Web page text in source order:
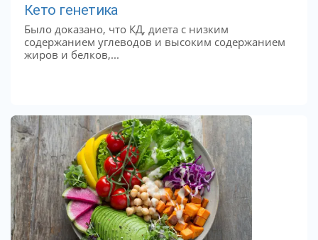
Кето генетика
Было доказано, что КД, диета с низким
содержанием углеводов и высоким содержанием
жиров и белков,...